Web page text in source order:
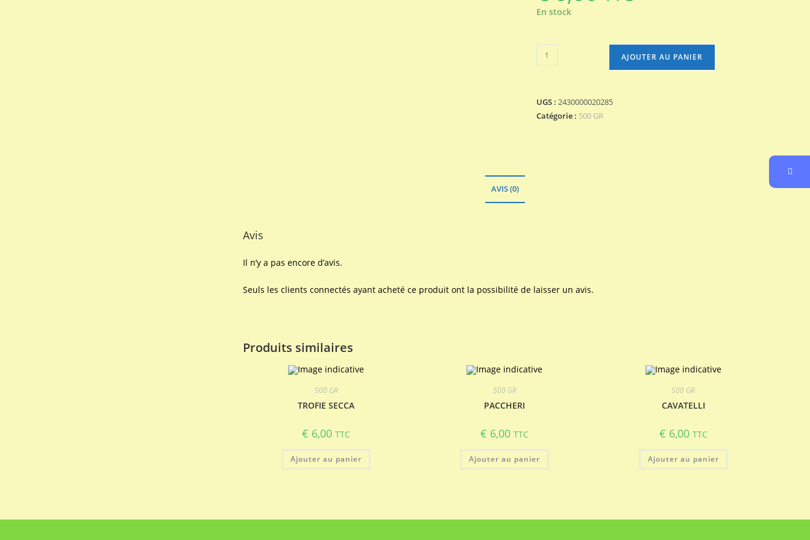
En stock
quantité
de
AJOUTER AU PANIER
UGS : 2430000020285
Catégorie : 500 GR
AVIS (0)
Avis
Il n’y a pas encore d’avis.
Seuls les clients connectés ayant acheté ce produit ont la possibilité de laisser un avis.
Produits similaires
500 GR
TROFIE SECCA
€ 6,00 TTC
Ajouter au panier
500 GR
PACCHERI
€ 6,00 TTC
Ajouter au panier
500 GR
CAVATELLI
€ 6,00 TTC
Ajouter au panier